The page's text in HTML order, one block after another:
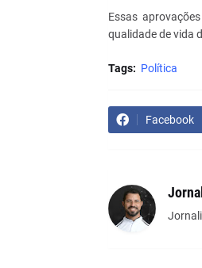
Essas
qualidade de vida
Tags: Política
Facebook